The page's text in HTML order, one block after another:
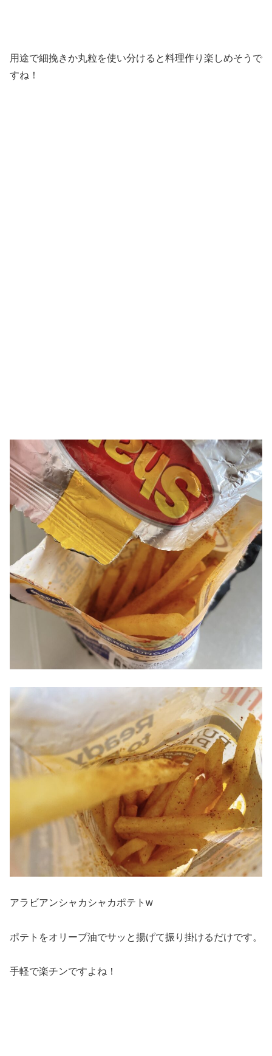
用途で細挽きか丸粒を使い分けると料理作り楽しめそうで
すね！
アラビアンシャカシャカポテトw
ポテトをオリーブ油でサッと揚げて振り掛けるだけです。
手軽で楽チンですよね！